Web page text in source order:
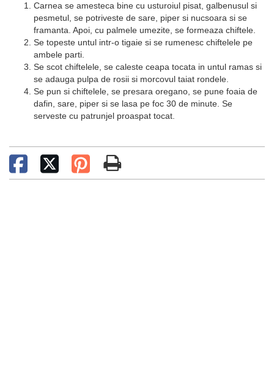
Carnea se amesteca bine cu usturoiul pisat, galbenusul si
pesmetul, se potriveste de sare, piper si nucsoara si se
framanta. Apoi, cu palmele umezite, se formeaza chiftele.
Se topeste untul intr-o tigaie si se rumenesc chiftelele pe
ambele parti.
Se scot chiftelele, se caleste ceapa tocata in untul ramas si
se adauga pulpa de rosii si morcovul taiat rondele.
Se pun si chiftelele, se presara oregano, se pune foaia de
dafin, sare, piper si se lasa pe foc 30 de minute. Se
serveste cu patrunjel proaspat tocat.